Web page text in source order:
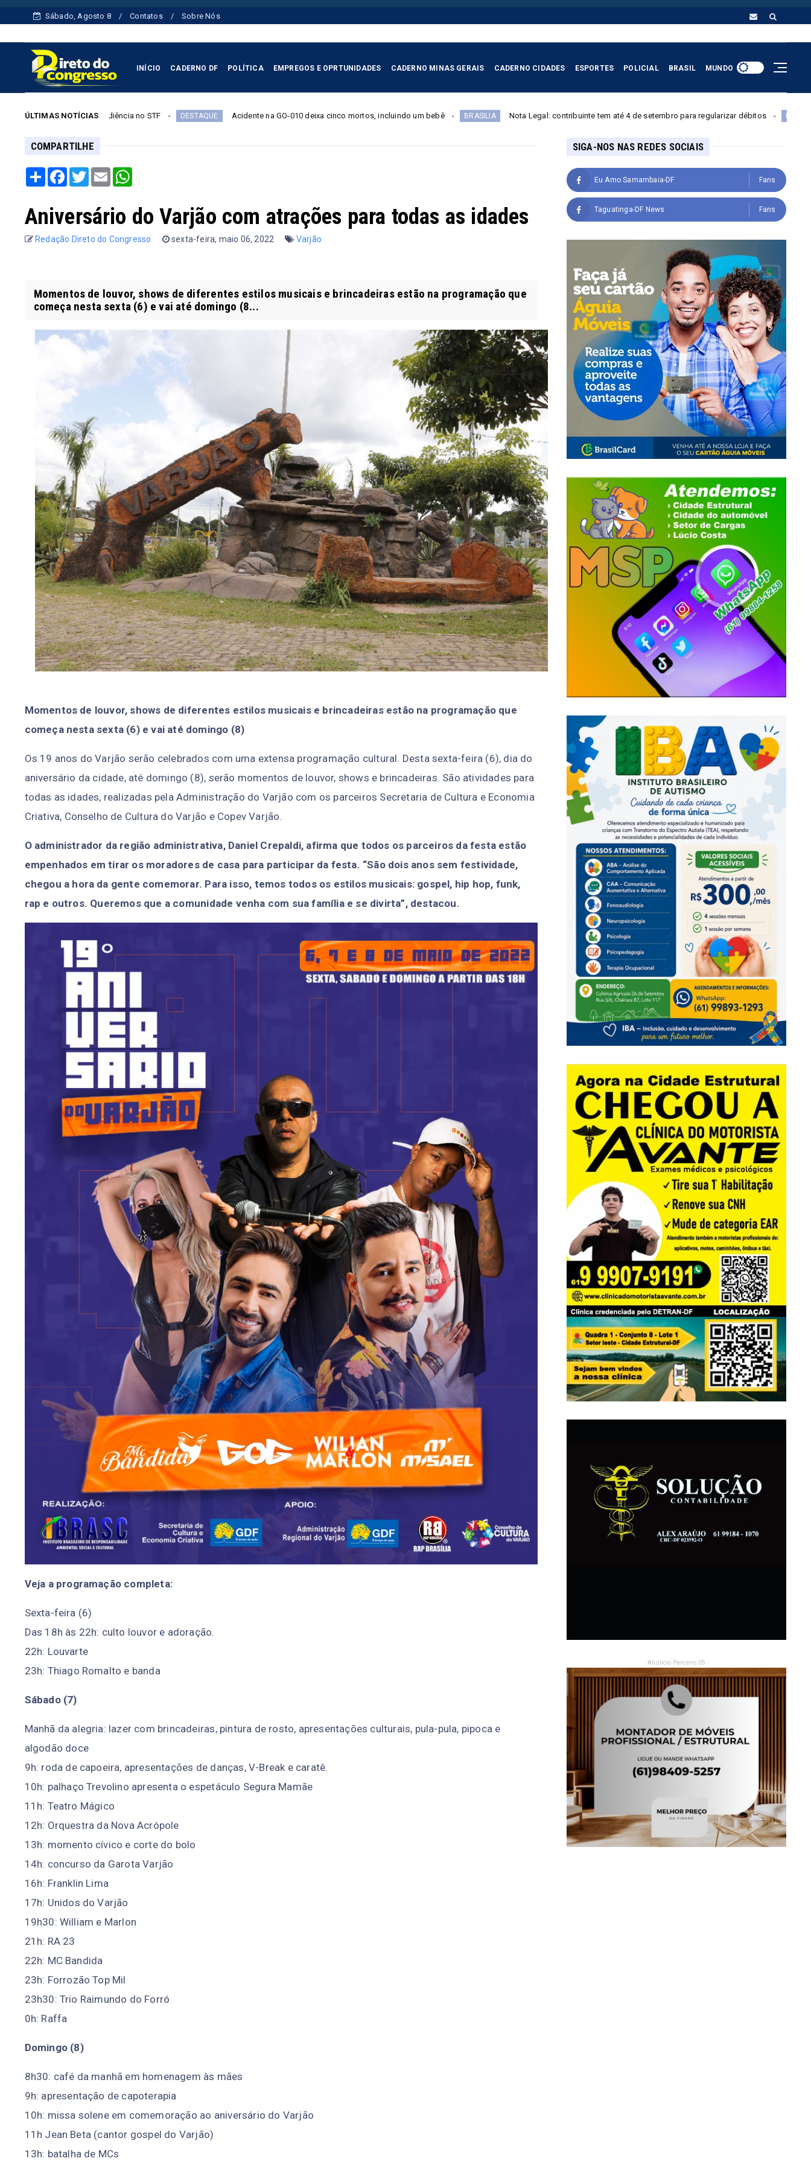
Sábado, Agosto 8 Contatos Sobre Nós
INÍCIO CADERNO DF POLÍTICA EMPREGOS E OPRTUNIDADES CADERNO MINAS GERAIS CADERNO CIDADES ESPORTES POLICIAL BRASIL MUNDO
ÚLTIMAS NOTÍCIAS
no STF DESTAQUE Acidente na GO-010 deixa cinco mortos, incluindo um bebê BRASILIA Nota Legal: contribuinte tem até 4 de setembro para regularizar débitos Policial Menino de 11 anos é
COMPARTILHE
ShareFacebook
TwitterEmailWhatsApp
Aniversário do Varjão com atrações para todas as idades
Redação Direto do Congresso sexta-feira, maio 06, 2022 Varjão
Momentos de louvor, shows de diferentes estilos musicais e brincadeiras estão na programação que
começa nesta sexta (6) e vai até domingo (8...
Momentos de louvor, shows de diferentes estilos musicais e brincadeiras estão na programação que
começa nesta sexta (6) e vai até domingo (8)
Os 19 anos do Varjão serão celebrados com uma extensa programação cultural. Desta sexta-feira (6), dia do
aniversário da cidade, até domingo (8), serão momentos de louvor, shows e brincadeiras. São atividades para
todas as idades, realizadas pela Administração do Varjão com os parceiros Secretaria de Cultura e Economia
Criativa, Conselho de Cultura do Varjão e Copev Varjão.
O administrador da região administrativa, Daniel Crepaldi, afirma que todos os parceiros da festa estão
empenhados em tirar os moradores de casa para participar da festa. “São dois anos sem festividade,
chegou a hora da gente comemorar. Para isso, temos todos os estilos musicais: gospel, hip hop, funk,
rap e outros. Queremos que a comunidade venha com sua família e se divirta”, destacou.
Veja a programação completa:
Sexta-feira (6)
Das 18h às 22h: culto louvor e adoração.
22h: Louvarte
23h: Thiago Romalto e banda
Sábado (7)
Manhã da alegria: lazer com brincadeiras, pintura de rosto, apresentações culturais, pula-pula, pipoca e
algodão doce
9h: roda de capoeira, apresentações de danças, V-Break e caratê.
10h: palhaço Trevolino apresenta o espetáculo Segura Mamãe
11h: Teatro Mágico
12h: Orquestra da Nova Acrópole
13h: momento cívico e corte do bolo
14h: concurso da Garota Varjão
16h: Franklin Lima
17h: Unidos do Varjão
19h30: William e Marlon
21h: RA 23
22h: MC Bandida
23h: Forrozão Top Mil
23h30: Trio Raimundo do Forró
0h: Raffa
Domingo (8)
8h30: café da manhã em homenagem às mães
9h: apresentação de capoterapia
10h: missa solene em comemoração ao aniversário do Varjão
11h Jean Beta (cantor gospel do Varjão)
13h: batalha de MCs
SIGA-NOS NAS REDES SOCIAIS
Eu Amo Samambaia-DF Fans
Taguatinga-DF News Fans
- Anúncio Parceiro 05 -